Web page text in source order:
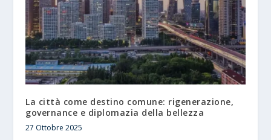
La città come destino comune: rigenerazione,
governance e diplomazia della bellezza
27 Ottobre 2025